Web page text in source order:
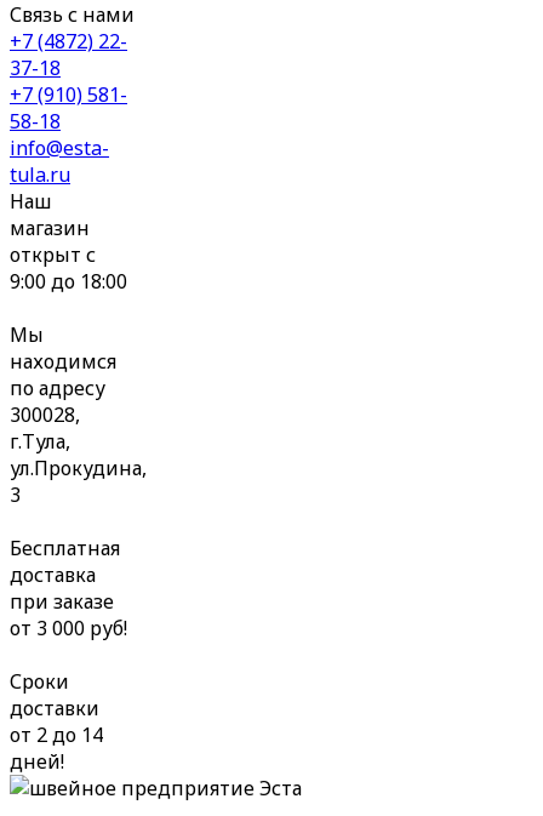
Связь с нами
+7 (4872) 22-
37-18
+7 (910) 581-
58-18
info@esta-
tula.ru
Наш
магазин
открыт с
9:00 до 18:00
Мы
находимся
по адресу
300028,
г.Тула,
ул.Прокудина,
3
Бесплатная
доставка
при заказе
от 3 000 руб!
Сроки
доставки
от 2 до 14
дней!